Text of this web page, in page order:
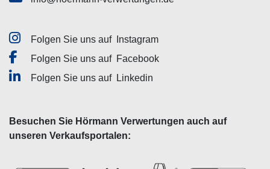
Folgen Sie uns auf
Instagram
Folgen Sie uns auf Facebook
Folgen Sie uns auf
Linkedin
Besuchen Sie Hörmann Verwertungen auch auf
unseren Verkaufsportalen: